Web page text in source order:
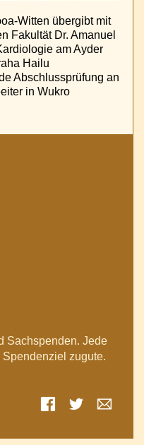
Witten übergibt mit
Fakultät Dr. Amanuel
am Ayder
Hailu
Abschlussprüfung an
in Wukro
Sachspenden. Jede
zugute.
Facebook
Twitter